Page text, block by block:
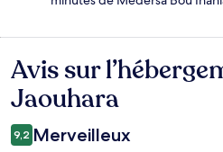
Avis
Avis sur
Jaouhara
9,2 Merveilleux